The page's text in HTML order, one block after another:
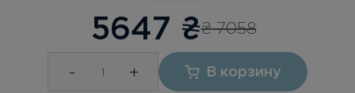
₴7058
5647 ₴
- + В корзину